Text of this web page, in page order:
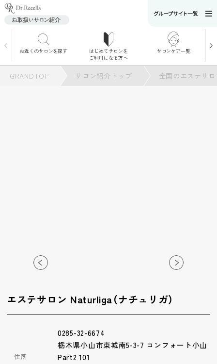
お近くのサロンを探す
はじめてサロンを
ご利用になる方へ
サロンケア一覧
ュー
施術別で探す
お悩み別で探す
ト
GRANDTOP サロン紹介トップ 全国のエステサ
エステサロン Naturliga（ナチュリガ）
住所
0285-32-6674
栃木県小山市東城南5-3-7 コンフォート小山
Part2 101